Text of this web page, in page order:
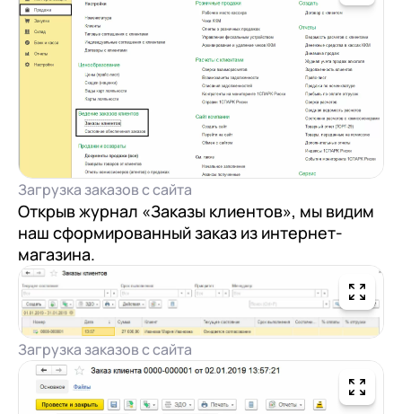
Загрузка заказов с сайта
Открыв журнал «Заказы клиентов», мы видим
наш сформированный заказ из интернет-
магазина.
Загрузка заказов с сайта